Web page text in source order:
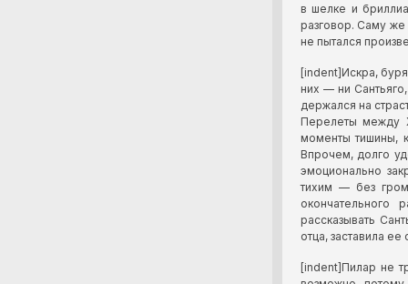
в шелке и
разговор. Саму же
не пытался
[indent]Искра,
них — ни
держался на
Перелеты между
моменты тишины,
Впрочем, долго
эмоционально
тихим — без
рассказывать
отца, заставила
[indent]Пилар не